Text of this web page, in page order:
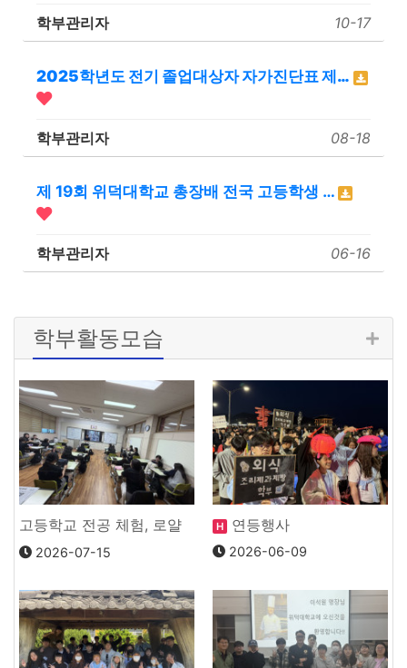
학부관리자 10-17
2025학년도 전기 졸업대상자 자가진단표 제…
학부관리자 08-18
제 19회 위덕대학교 총장배 전국 고등학생 …
학부관리자 06-16
학부활동모습
고등학교 전공 체험, 로얄
아이싱 체험
2026-07-15
H 연등행사
2026-06-09